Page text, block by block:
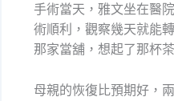
手術當天，雅文坐在醫
術順利，觀察幾天就能
那家當舖，想起了那杯
母親的恢復比預期好，